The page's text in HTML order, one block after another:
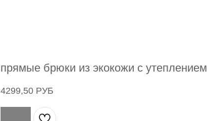
прямые брюки из экокожи с утеплением
4299,50 РУБ